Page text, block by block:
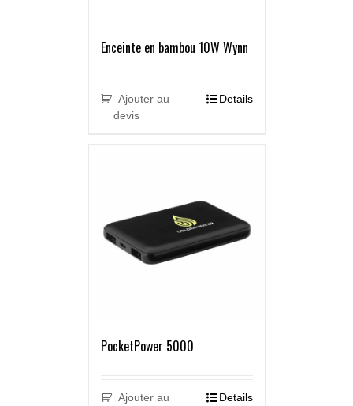
Enceinte en bambou 10W Wynn
Ajouter au
devis
Details
PocketPower 5000
Ajouter au
Details